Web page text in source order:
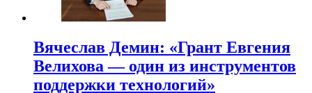
Вячеслав Демин: «Грант Евгения
Велихова — один из инструментов
поддержки технологий»